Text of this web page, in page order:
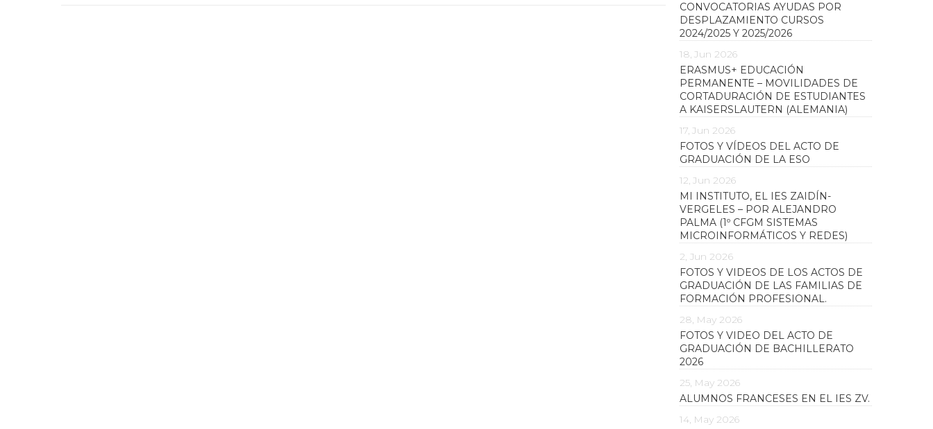
CONVOCATORIAS AYUDAS POR
DESPLAZAMIENTO CURSOS
2024/2025 Y 2025/2026
18, Jun 2026
ERASMUS+ EDUCACIÓN
PERMANENTE – MOVILIDADES DE
CORTADURACIÓN DE ESTUDIANTES
A KAISERSLAUTERN (ALEMANIA)
17, Jun 2026
FOTOS Y VÍDEOS DEL ACTO DE
GRADUACIÓN DE LA ESO
12, Jun 2026
MI INSTITUTO, EL IES ZAIDÍN-
VERGELES – POR ALEJANDRO
PALMA (1º CFGM SISTEMAS
MICROINFORMÁTICOS Y REDES)
2, Jun 2026
FOTOS Y VIDEOS DE LOS ACTOS DE
GRADUACIÓN DE LAS FAMILIAS DE
FORMACIÓN PROFESIONAL.
28, May 2026
FOTOS Y VIDEO DEL ACTO DE
GRADUACIÓN DE BACHILLERATO
2026
25, May 2026
ALUMNOS FRANCESES EN EL IES ZV.
14, May 2026